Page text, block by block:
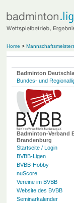
Home >
Badminton
Bundes- und
Badminton-Verband
Brandenburg
Startseite / Login
BVBB-Ligen
BVBB-Hobby
nuScore
Vereine im BVBB
Website des BVBB
Seminarkalender